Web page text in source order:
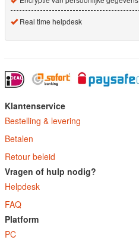
Real time helpdesk
Klantenservice
Bestelling & levering
Betalen
Retour beleid
Vragen of hulp nodig?
Helpdesk
FAQ
Platform
PC